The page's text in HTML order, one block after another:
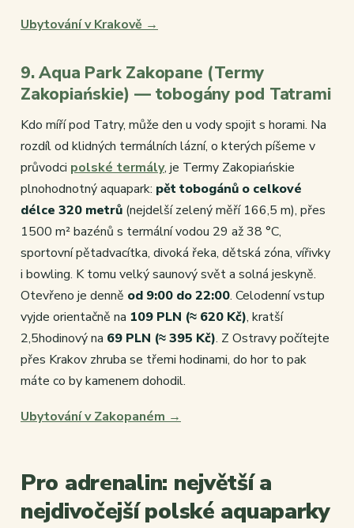
Ubytování v Krakově →
9. Aqua Park Zakopane (Termy
Zakopiańskie) — tobogány pod Tatrami
Kdo míří pod Tatry, může den u vody spojit s horami. Na
rozdíl od klidných termálních lázní, o kterých píšeme v
průvodci polské termály, je Termy Zakopiańskie
plnohodnotný aquapark: pět tobogánů o celkové
délce 320 metrů (nejdelší zelený měří 166,5 m), přes
1500 m² bazénů s termální vodou 29 až 38 °C,
sportovní pětadvacítka, divoká řeka, dětská zóna, vířivky
i bowling. K tomu velký saunový svět a solná jeskyně.
Otevřeno je denně od 9:00 do 22:00. Celodenní vstup
vyjde orientačně na 109 PLN (≈ 620 Kč), kratší
2,5hodinový na 69 PLN (≈ 395 Kč). Z Ostravy počítejte
přes Krakov zhruba se třemi hodinami, do hor to pak
máte co by kamenem dohodil.
Ubytování v Zakopaném →
Pro adrenalin: největší a
nejdivočejší polské aquaparky